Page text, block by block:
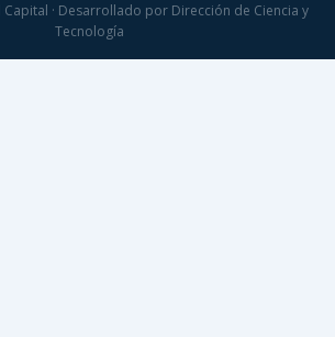
Capital · Desarrollado por Dirección de Ciencia y
Tecnología